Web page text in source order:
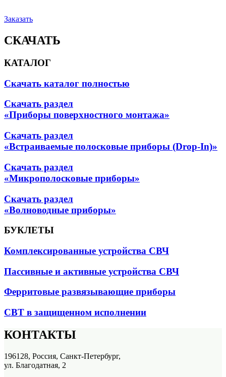
Заказать
СКАЧАТЬ
КАТАЛОГ
Скачать каталог полностью
Скачать раздел
«Приборы поверхностного монтажа»
Скачать раздел
«Встраиваемые полосковые приборы (Drop-In)»
Скачать раздел
«Микрополосковые приборы»
Скачать раздел
«Волноводные приборы»
БУКЛЕТЫ
Комплексированные устройства СВЧ
Пассивные и активные устройства СВЧ
Ферритовые развязывающие приборы
СВТ в защищенном исполнении
КОНТАКТЫ
196128, Россия, Санкт-Петербург,
ул. Благодатная, 2